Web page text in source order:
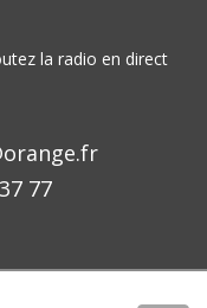
la radio en direct
77